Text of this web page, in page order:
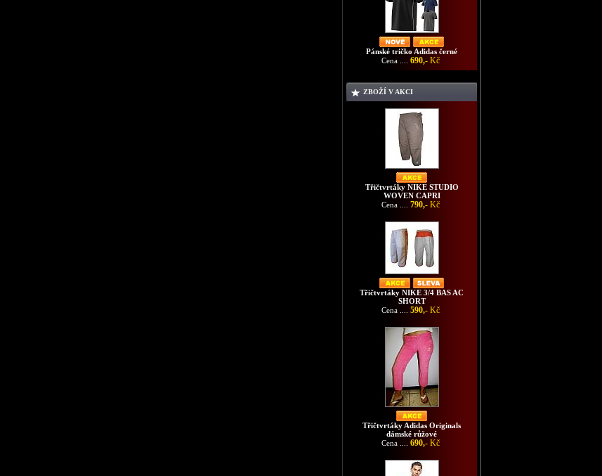
Pánské tričko Adidas černé
Cena .... 690,- Kč
ZBOŽÍ V AKCI
Třičtvrtáky NIKE STUDIO
WOVEN CAPRI
Cena .... 790,- Kč
Třičtvrtáky NIKE 3/4 BAS AC
SHORT
Cena .... 590,- Kč
Třičtvrtáky Adidas Originals
dámské růžové
Cena .... 690,- Kč